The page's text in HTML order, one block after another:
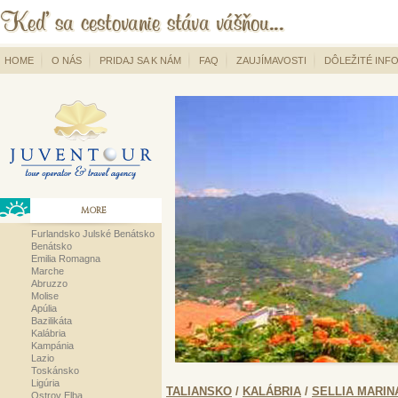
HOME O NÁS PRIDAJ SA K NÁM FAQ ZAUJÍMAVOSTI DÔLEŽITÉ
MORE
Furlandsko Julské Benátsko
Benátsko
Emilia Romagna
Marche
Abruzzo
Molise
Apúlia
Bazilikáta
Kalábria
Kampánia
Lazio
Toskánsko
Ligúria
Ostrov Elba
TALIANSKO / KALÁBRIA / SELLIA